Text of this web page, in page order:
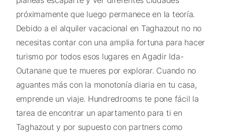
próximamente que luego permanece en la teoría.
Debido a el alquiler vacacional en Taghazout no no
necesitas contar con una amplia fortuna para hacer
turismo por todos esos lugares en Agadir Ida-
Outanane que te mueres por explorar. Cuando no
aguantes más con la monotonía diaria en tu casa,
emprende un viaje. Hundredrooms te pone fácil la
tarea de encontrar un apartamento para ti en
Taghazout y por supuesto con partners como